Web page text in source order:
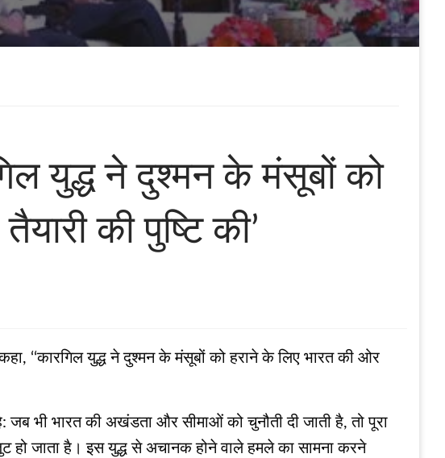
युद्ध ने दुश्मन के मंसूबों को
की पुष्टि की’
‘‘कारगिल युद्ध ने दुश्मन के मंसूबों को हराने के लिए भारत की ओर
जब भी भारत की अखंडता और सीमाओं को चुनौती दी जाती है, तो पूरा
हो जाता है। इस युद्ध से अचानक होने वाले हमले का सामना करने